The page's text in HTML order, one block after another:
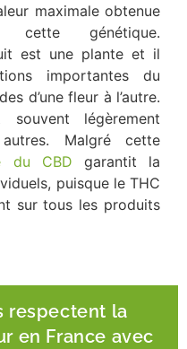
maximale obtenue
génétique.
est une plante et il
importantes du
d’une fleur à l’autre.
légèrement
Malgré cette
du CBD garantit la
puisque le THC
sur tous les produits
respectent la
en France avec